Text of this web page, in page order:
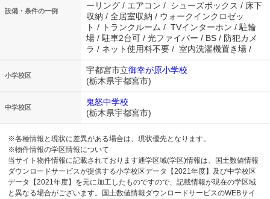
設備・条件の一例
ーリング / エアコン / シューズボックス / 床下
収納 / 全居室収納 / ウォークインクロゼッ
ト / トランクルーム / TVインターホン / 駐輪
場 / 駐車2台可 / 光ファイバー / BS / 防犯カメ
ラ / ネット使用料不要 / 室内洗濯機置き場 /
小学校区
宇都宮市立御幸が原小学校
(栃木県宇都宮市)
中学校区
鬼怒中学校
(栃木県宇都宮市)
※各種情報と現状に差異がある場合は、現状優先となります。
※物件情報の学区情報について
当サイト物件情報に記載されております通学区域(学区)情報は、国土数値情報
ダウンロードサービスが提供する小学校区データ【2021年度】及び中学校区
データ【2021年度】を元に加工したものですので、記載情報が現在の学区域
と異なる場合がございます。国土数値情報ダウンロードサービスのWEBサイ